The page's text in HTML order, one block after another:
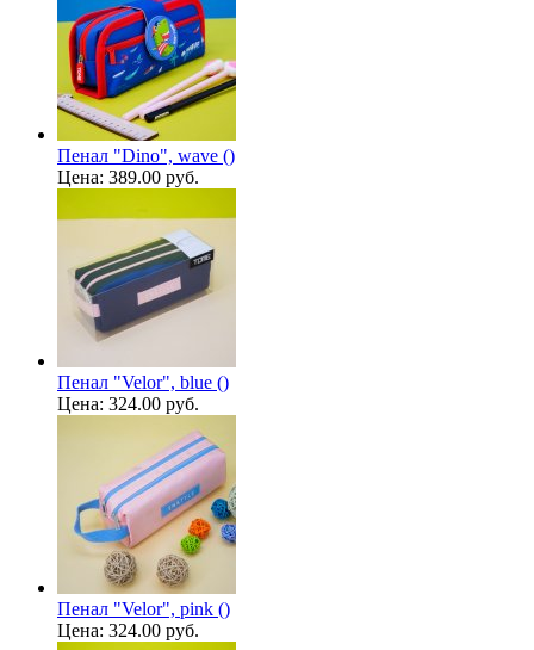
Пенал "Dino", wave ()
Цена: 389.00 руб.
Пенал "Velor", blue ()
Цена: 324.00 руб.
Пенал "Velor", pink ()
Цена: 324.00 руб.